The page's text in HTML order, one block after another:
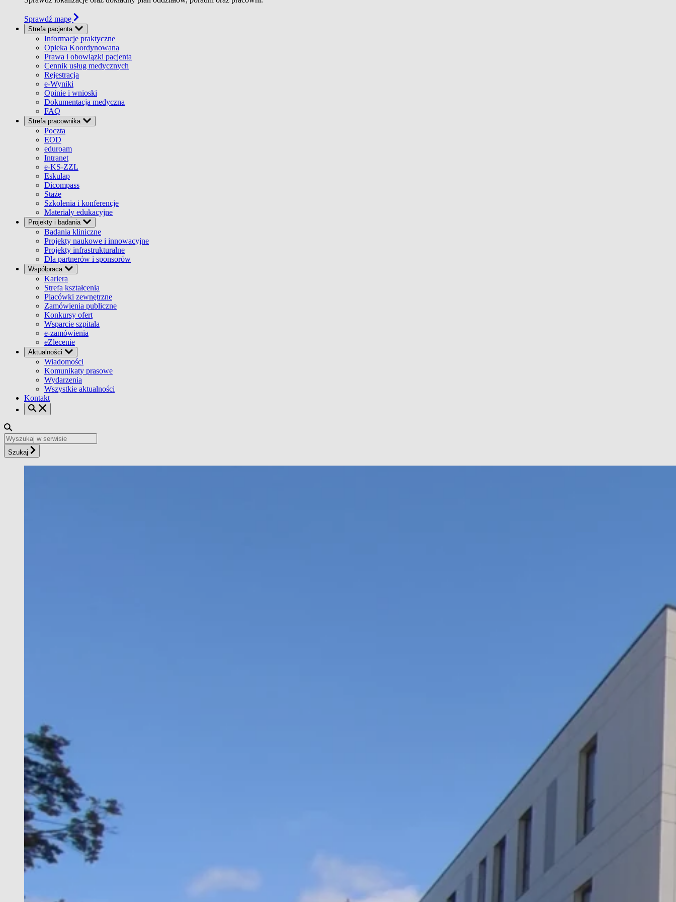
Sprawdź mapę
Strefa pacjenta
Informacje praktyczne
Opieka Koordynowana
Prawa i obowiązki pacjenta
Cennik usług medycznych
Rejestracja
e-Wyniki
Opinie i wnioski
Dokumentacja medyczna
FAQ
Strefa pracownika
Poczta
EOD
eduroam
Intranet
e-KS-ZZL
Eskulap
Dicompass
Staże
Szkolenia i konferencje
Materiały edukacyjne
Projekty i badania
Badania kliniczne
Projekty naukowe i innowacyjne
Projekty infrastrukturalne
Dla partnerów i sponsorów
Współpraca
Kariera
Strefa kształcenia
Placówki zewnętrzne
Zamówienia publiczne
Konkursy ofert
Wsparcie szpitala
e-zamówienia
eZlecenie
Aktualności
Wiadomości
Komunikaty prasowe
Wydarzenia
Wszystkie aktualności
Kontakt
Szukaj